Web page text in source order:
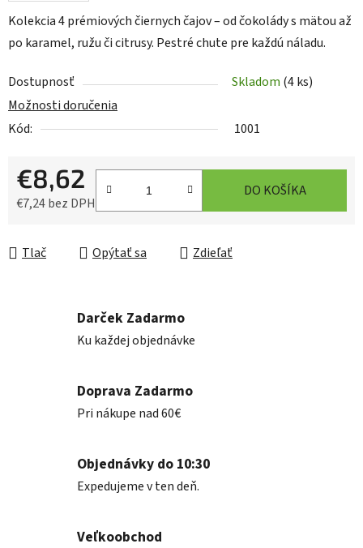
Kolekcia 4 prémiových čiernych čajov – od čokolády s mätou až
po karamel, ružu či citrusy. Pestré chute pre každú náladu.
Dostupnosť Skladom (4 ks)
Možnosti doručenia
Kód:
1001
€8,62
€7,24 bez DPH
DO KOŠÍKA
Tlač Opýtať sa Zdieľať
Darček Zadarmo
Ku každej objednávke
Doprava Zadarmo
Pri nákupe nad 60€
Objednávky do 10:30
Expedujeme v ten deň.
Veľkoobchod